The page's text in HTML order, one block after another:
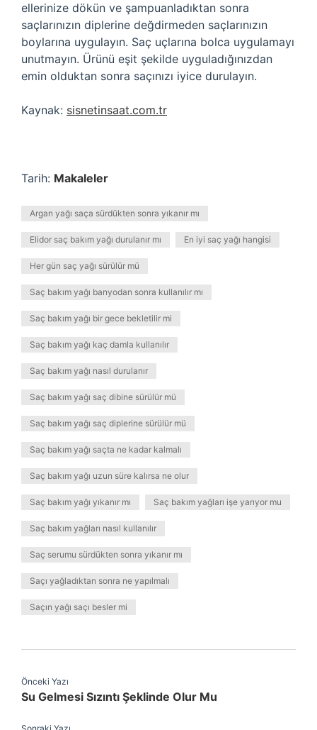
ellerinize dökün ve şampuanladıktan sonra
saçlarınızın diplerine değdirmeden saçlarınızın
boylarına uygulayın. Saç uçlarına bolca uygulamayı
unutmayın. Ürünü eşit şekilde uyguladığınızdan
emin olduktan sonra saçınızı iyice durulayın.
Kaynak: sisnetinsaat.com.tr
Tarih: Makaleler
Argan yağı saça sürdükten sonra yıkanır mı
Elidor saç bakım yağı durulanır mı En iyi saç yağı hangisi
Her gün saç yağı sürülür mü
Saç bakım yağı banyodan sonra kullanılır mı
Saç bakım yağı bir gece bekletilir mi
Saç bakım yağı kaç damla kullanılır
Saç bakım yağı nasıl durulanır
Saç bakım yağı saç dibine sürülür mü
Saç bakım yağı saç diplerine sürülür mü
Saç bakım yağı saçta ne kadar kalmalı
Saç bakım yağı uzun süre kalırsa ne olur
Saç bakım yağı yıkanır mı Saç bakım yağları işe yarıyor mu
Saç bakım yağları nasıl kullanılır
Saç serumu sürdükten sonra yıkanır mı
Saçı yağladıktan sonra ne yapılmalı
Saçın yağı saçı besler mi
Önceki Yazı
Su Gelmesi Sızıntı Şeklinde Olur Mu